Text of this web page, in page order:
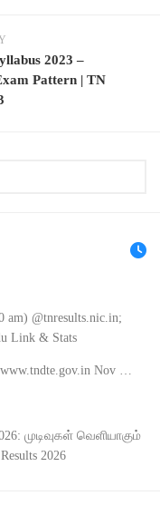
2023 –
Pattern | TN
am) @tnresults.nic.in;
Link & Stats
Nov …
முடிவுகள் வெளியாகும்
2026